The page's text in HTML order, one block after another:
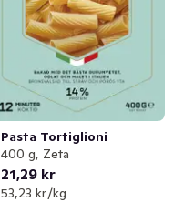
Pasta Tortiglioni
400 g, Zeta
21,29 kr
53,23 kr /kg